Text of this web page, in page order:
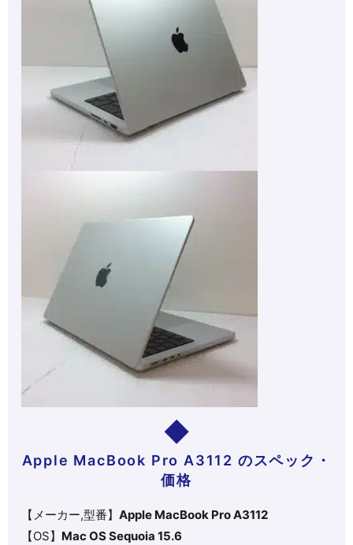
Apple MacBook Pro A3112 のスペック・
価格
【メーカー,型番】Apple MacBook Pro A3112
【OS】 Mac OS Sequoia 15.6